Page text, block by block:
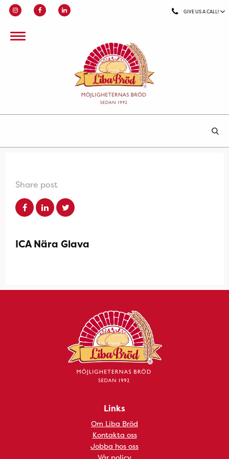
GIVE US A CALL!
Share post
ICA Nära Glava
Links
Om Liba Bröd
Kontakta oss
Jobba hos oss